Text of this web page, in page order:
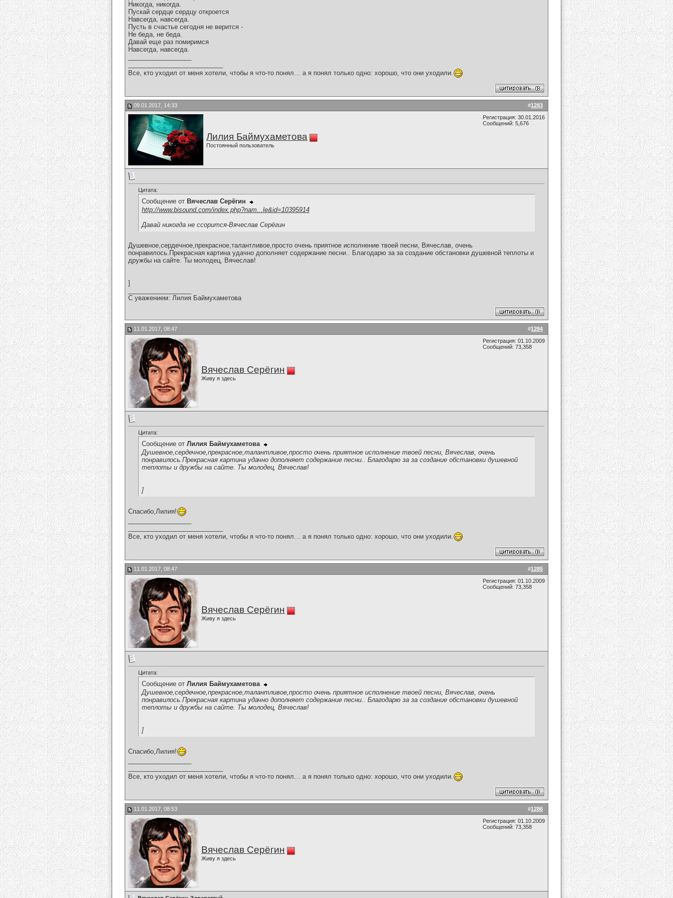
Никогда, никогда.
Пускай сердце сердцу откроется
Навсегда, навсегда.
Пусть в счастье сегодня не верится -
Не беда, не беда.
Давай еще раз помиримся
Навсегда, навсегда.
Все, кто уходил от меня хотели, чтобы я что-то понял… а я понял только одно: хорошо, что они уходили.
#1283
09.01.2017, 14:33
Лилия Баймухаметова
Постоянный пользователь
Регистрация: 30.01.2016
Сообщений: 5,676
Цитата:
Сообщение от Вячеслав Серёгин
http://www.bisound.com/index.php?nam...le&id=10395914
Давай никогда не ссорится-Вячеслав Серёгин
Душевное,сердечное,прекрасное,талантливое,просто очень приятное исполнение твоей песни, Вячеслав, очень
понравилось.Прекрасная картина удачно дополняет содержание песни.. Благодарю за за создание обстановки душевной теплоты и
дружбы на сайте. Ты молодец, Вячеслав!
]
С уважением: Лилия Баймухаметова
#1284
11.01.2017, 08:47
Вячеслав Серёгин
Живу я здесь
Регистрация: 01.10.2009
Сообщений: 73,358
Цитата:
Сообщение от Лилия Баймухаметова
Душевное,сердечное,прекрасное,талантливое,просто очень приятное исполнение твоей песни, Вячеслав, очень
понравилось.Прекрасная картина удачно дополняет содержание песни.. Благодарю за за создание обстановки душевной
теплоты и дружбы на сайте. Ты молодец, Вячеслав!
]
Спасибо,Лилия!
Все, кто уходил от меня хотели, чтобы я что-то понял… а я понял только одно: хорошо, что они уходили.
#1285
11.01.2017, 08:47
Вячеслав Серёгин
Живу я здесь
Регистрация: 01.10.2009
Сообщений: 73,358
Цитата:
Сообщение от Лилия Баймухаметова
Душевное,сердечное,прекрасное,талантливое,просто очень приятное исполнение твоей песни, Вячеслав, очень
понравилось.Прекрасная картина удачно дополняет содержание песни.. Благодарю за за создание обстановки душевной
теплоты и дружбы на сайте. Ты молодец, Вячеслав!
]
Спасибо,Лилия!
Все, кто уходил от меня хотели, чтобы я что-то понял… а я понял только одно: хорошо, что они уходили.
#1286
11.01.2017, 08:53
Вячеслав Серёгин
Живу я здесь
Регистрация: 01.10.2009
Сообщений: 73,358